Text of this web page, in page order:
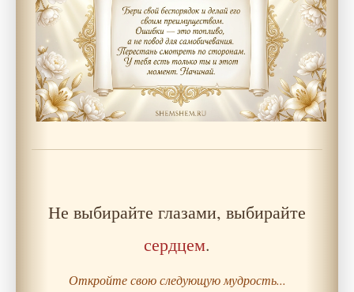
Не выбирайте глазами, выбирайте
сердцем.
Откройте свою следующую мудрость...